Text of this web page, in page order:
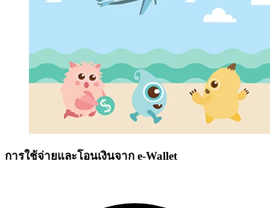
การใช้จ่ายและโอนเงินจาก e-Wallet